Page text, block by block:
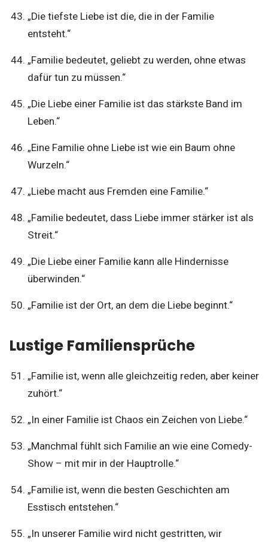
„Die tiefste Liebe ist die, die in der Familie
entsteht.“
„Familie bedeutet, geliebt zu werden, ohne etwas
dafür tun zu müssen.“
„Die Liebe einer Familie ist das stärkste Band im
Leben.“
„Eine Familie ohne Liebe ist wie ein Baum ohne
Wurzeln.“
„Liebe macht aus Fremden eine Familie.“
„Familie bedeutet, dass Liebe immer stärker ist als
Streit.“
„Die Liebe einer Familie kann alle Hindernisse
überwinden.“
„Familie ist der Ort, an dem die Liebe beginnt.“
Lustige Familiensprüche
„Familie ist, wenn alle gleichzeitig reden, aber keiner
zuhört.“
„In einer Familie ist Chaos ein Zeichen von Liebe.“
„Manchmal fühlt sich Familie an wie eine Comedy-
Show – mit mir in der Hauptrolle.“
„Familie ist, wenn die besten Geschichten am
Esstisch entstehen.“
„In unserer Familie wird nicht gestritten, wir